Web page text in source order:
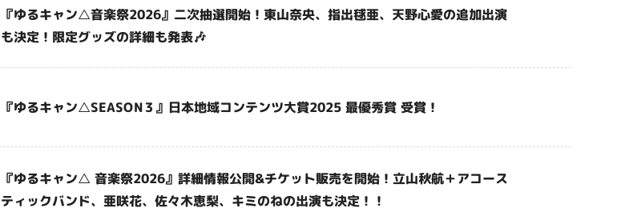
『ゆるキャン△音楽祭2026』二次抽選開始！東山奈央、指出毬亜、天野心愛の追加出演
も決定！限定グッズの詳細も発表🎶
『ゆるキャン△SEASON３』日本地域コンテンツ大賞2025 最優秀賞 受賞！
『ゆるキャン△ 音楽祭2026』詳細情報公開&チケット販売を開始！立山秋航＋アコース
ティックバンド、亜咲花、佐々木恵梨、キミのねの出演も決定！！